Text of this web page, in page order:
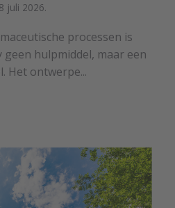
juli 2026.
processen is
hulpmiddel, maar een
Het ontwerpe...